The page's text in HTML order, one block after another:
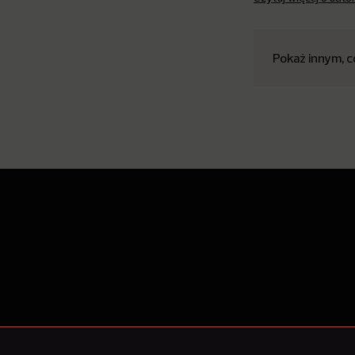
Pokaż innym,